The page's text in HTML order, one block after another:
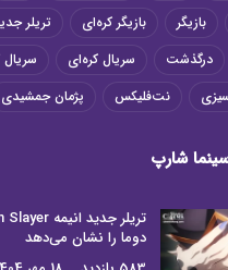
بازیگر بازیگر کره‌ای تریلر
درگذشت سریال کره‌ای
نت‌فلیکس پژمان جمشیدی
شارپ
دوما را نشان می‌دهد